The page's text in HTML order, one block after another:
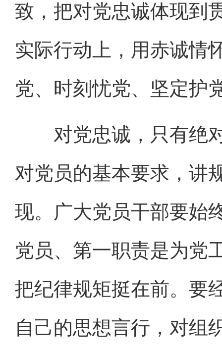
致，把对党忠诚体现到
实际行动上，用赤诚情
党、时刻忧党、坚定护
对党忠诚，只有绝对
对党员的基本要求，讲
现。广大党员干部要始
党员、第一职责是为党
把纪律规矩挺在前。要
自己的思想言行，对组